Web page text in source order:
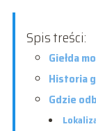
Spis treści:
Giełda
Historia
Gdzie